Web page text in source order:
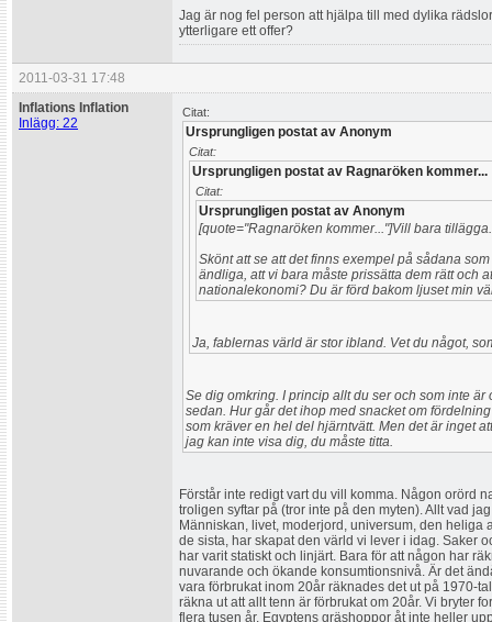
Jag är nog fel person att hjälpa till med dylika
ytterligare ett offer?
2011-03-31 17:48
Inflations Inflation
Inlägg: 22
Citat:
Ursprungligen postat av Anonym
Citat:
Ursprungligen postat av Ragnaröken kommer...
Citat:
Ursprungligen postat av Anonym
[quote="Ragnaröken kommer..."]Vill bara
Skönt att se att det finns exempel på sådana
ändliga, att vi bara måste prissätta dem rätt och
nationalekonomi? Du är förd bakom ljuset min
Ja, fablernas värld är stor ibland. Vet du något,
Se dig omkring. I princip allt du ser och som inte
sedan. Hur går det ihop med snacket om
som kräver en hel del hjärntvätt. Men det är inget
jag kan inte visa dig, du måste titta.
Förstår inte redigt vart du vill komma. Någon orörd
troligen syftar på (tror inte på den myten). Allt vad
Människan, livet, moderjord, universum, den
de sista, har skapat den värld vi lever i idag. Saker
har varit statiskt och linjärt. Bara för att någon har
nuvarande och ökande konsumtionsnivå. Är det
vara förbrukat inom 20år räknades det ut på 1970-
räkna ut att allt tenn är förbrukat om 20år. Vi bryter
flera tusen år. Egyptens gräshoppor åt inte heller